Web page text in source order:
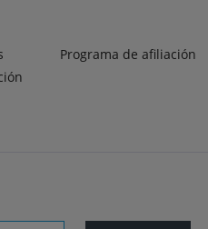
Programa de afiliación